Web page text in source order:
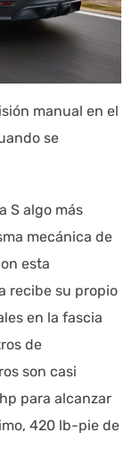
manual en el
se
S algo más
mecánica de
esta
recibe su propio
en la fascia
de
son casi
para alcanzar
420 lb-pie de